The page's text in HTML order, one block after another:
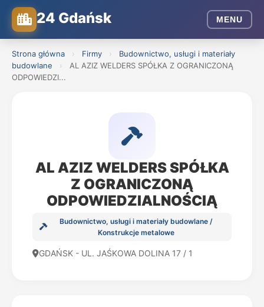
24 Gdańsk MENU
Strona główna › Firmy ›
Budownictwo, usługi i materiały
budowlane
›
AL AZIZ WELDERS SPÓŁKA Z OGRANICZONĄ
ODPOWIEDZI...
AL AZIZ WELDERS SPÓŁKA
Z OGRANICZONĄ
ODPOWIEDZIALNOŚCIĄ
Budownictwo, usługi i materiały budowlane /
Konstrukcje metalowe
GDAŃSK - UL. JAŚKOWA DOLINA 17 / 1